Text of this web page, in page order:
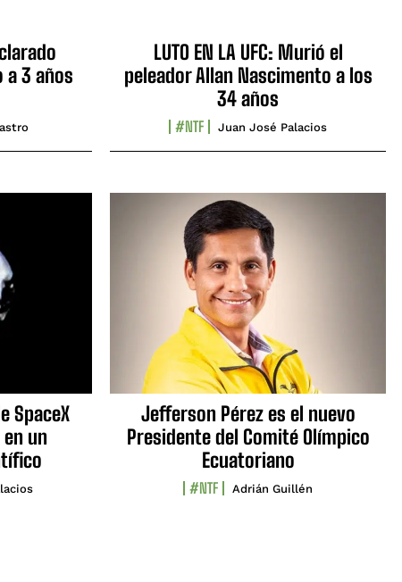
a 3 años
LUTO EN LA UFC: Murió el
peleador Allan Nascimento a los
34 años
#NTF Juan José Palacios
SpaceX
un
Jefferson Pérez es el nuevo
Presidente del Comité Olímpico
Ecuatoriano
#NTF Adrián Guillén